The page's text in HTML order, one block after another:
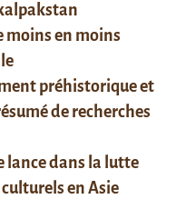
moins en moins
préhistorique et
de recherches
lance dans la lutte
en Asie